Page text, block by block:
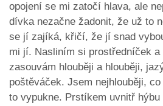
opojení se mi zatočí hlava, ale
dívka nezačne žadonit, že už to
se jí zajíká, křičí, že jí snad
mi jí. Nasliním si prostředníček a
zasouvám hlouběji a hlouběji,
poštěváček. Jsem nejhlouběji,
to vypukne. Prstíkem uvnitř